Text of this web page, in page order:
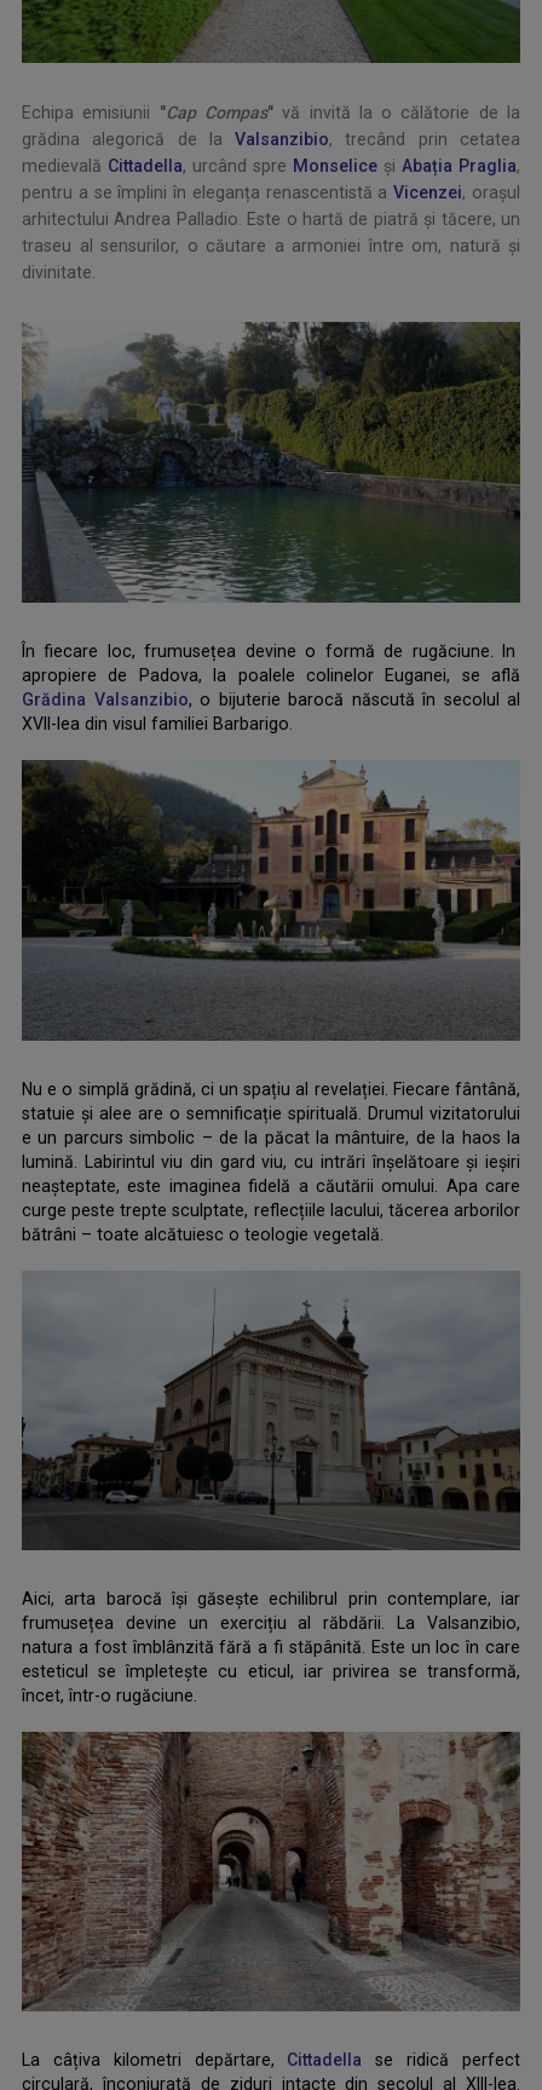
Echipa emisiunii "Cap Compas"vă invită la o călătorie de la
grădina alegorică de laValsanzibio, trecând prin cetatea
medievală Cittadella, urcând spre Monselice și Abația Praglia,
pentru a se împlini în eleganța renascentistă aVicenzei, orașul
arhitectului Andrea Palladio. Este o hartă de piatră și tăcere, un
traseu al sensurilor, o căutare a armoniei între om, natură și
divinitate.
În fiecare loc, frumusețea devine o formă de rugăciune. In
apropiere de Padova, la poalele colinelor Euganei, se află
Grădina Valsanzibio, o bijuterie barocă născută în secolul al
XVII-lea din visul familiei Barbarigo.
Nu e o simplă grădină, ci un spațiu al revelației. Fiecare fântână,
statuie și alee are o semnificație spirituală. Drumul vizitatorului
e un parcurs simbolic – de la păcat la mântuire, de la haos la
lumină. Labirintul viu din gard viu, cu intrări înșelătoare și ieșiri
neașteptate, este imaginea fidelă a căutării omului. Apa care
curge peste trepte sculptate, reflecțiile lacului, tăcerea arborilor
bătrâni – toate alcătuiesc o teologie vegetală.
Aici, arta barocă își găsește echilibrul prin contemplare, iar
frumusețea devine un exercițiu al răbdării. La Valsanzibio,
natura a fost îmblânzită fără a fi stăpânită. Este un loc în care
esteticul se împletește cu eticul, iar privirea se transformă,
încet, într-o rugăciune.
La câțiva kilometri depărtare, Cittadella se ridică perfect
circulară, înconjurată de ziduri intacte din secolul al XIII-lea.